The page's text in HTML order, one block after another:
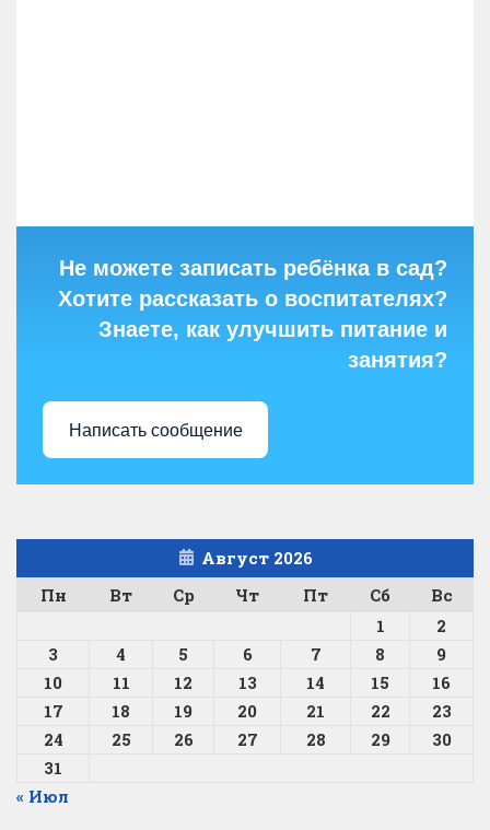
Не можете записать ребёнка в сад?
Хотите рассказать о воспитателях?
Знаете, как улучшить питание и
занятия?
Написать сообщение
Август 2026
Пн
Вт Ср Чт Пт Сб
Вс
1
2
3
4 5 6 7 8
9
10
11 12 13 14 15
16
17
18 19 20 21 22
23
24
25 26 27 28 29
30
31
« Июл